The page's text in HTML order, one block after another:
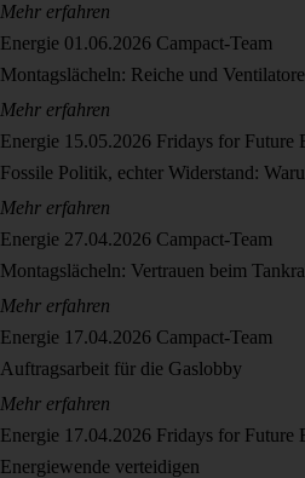
Mehr erfahren
Energie 01.06.2026 Campact-Team
Montagslächeln: Reiche und
Mehr erfahren
Energie 15.05.2026 Fridays for Future
Fossile Politik, echter Widerstand:
Mehr erfahren
Energie 27.04.2026 Campact-Team
Montagslächeln: Vertrauen beim
Mehr erfahren
Energie 17.04.2026 Campact-Team
Auftragsarbeit für die Gaslobby
Mehr erfahren
Energie 17.04.2026 Fridays for Future
Energiewende verteidigen